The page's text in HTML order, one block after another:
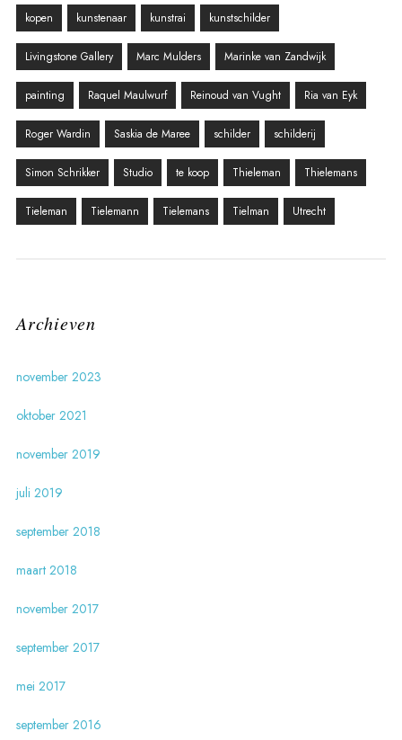
kopen kunstenaar kunstrai kunstschilder
Livingstone Gallery Marc Mulders Marinke van Zandwijk
painting Raquel Maulwurf Reinoud van Vught Ria van Eyk
Roger Wardin Saskia de Maree schilder schilderij
Simon Schrikker Studio te koop Thieleman Thielemans
Tieleman Tielemann Tielemans Tielman Utrecht
Archieven
november 2023
oktober 2021
november 2019
juli 2019
september 2018
maart 2018
november 2017
september 2017
mei 2017
september 2016